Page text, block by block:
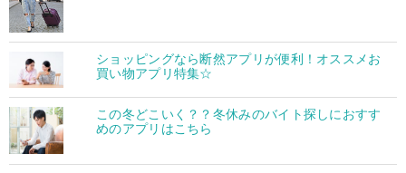
ショッピングなら断然アプリが便利！オススメお
買い物アプリ特集☆
この冬どこいく？？冬休みのバイト探しにおすす
めのアプリはこちら